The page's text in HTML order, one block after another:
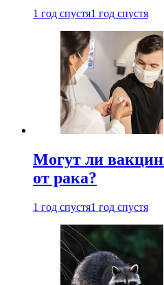
1 год спустя1 год спустя
Могут ли
от рака?
1 год спустя1 год спустя